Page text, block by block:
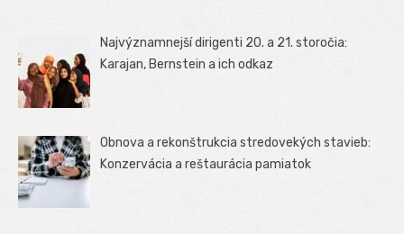
Najvýznamnejší dirigenti 20. a 21. storočia:
Karajan, Bernstein a ich odkaz
Obnova a rekonštrukcia stredovekých stavieb:
Konzervácia a reštaurácia pamiatok